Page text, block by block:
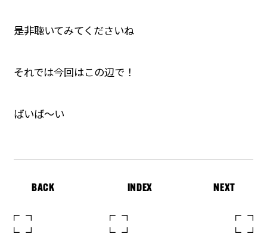
是非聴いてみてくださいね
それでは今回はこの辺で！
ばいば〜い
BACK INDEX NEXT